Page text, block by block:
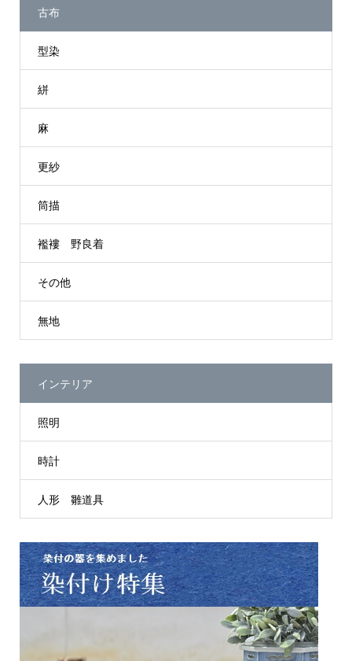
古布
型染
絣
麻
更紗
筒描
襤褸 野良着
その他
無地
インテリア
照明
時計
人形 雛道具